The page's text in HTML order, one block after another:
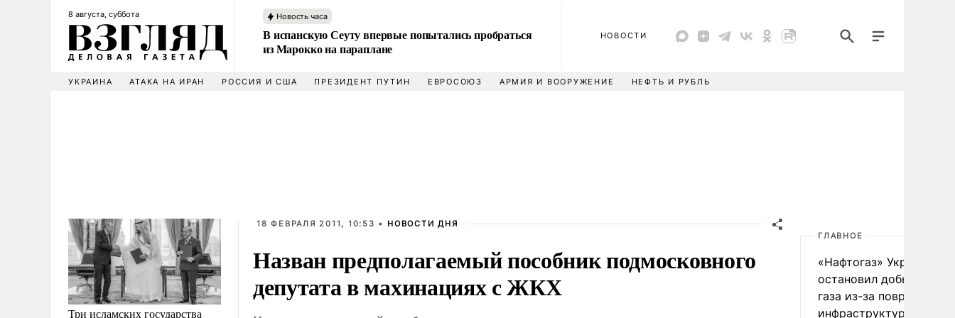
8 августа, суббота Новость часа
В испанскую Сеуту впервые попытались пробраться
из Марокко на параплане
НОВОСТИ
УКРАИНА АТАКА НА ИРАН РОССИЯ И США ПРЕЗИДЕНТ ПУТИН ЕВРОСОЮЗ АРМИЯ И ВООРУЖЕНИЕ НЕФТЬ И РУБЛЬ
Три исламских государства
18 ФЕВРАЛЯ 2011, 10:53 • НОВОСТИ ДНЯ
Назван предполагаемый пособник подмосковного
депутата в махинациях с ЖКХ
ГЛАВНОЕ
«Нафтогаз» Украины
остановил добычу
газа из-за повреждения
инфраструктуры